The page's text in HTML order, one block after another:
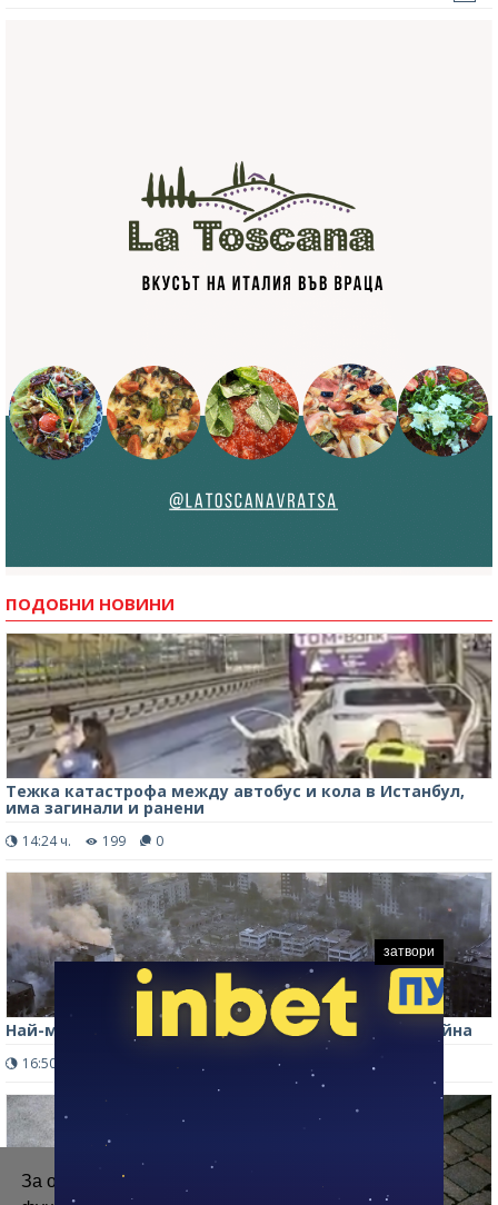
За осигуряване на правилното
ПОДОБНИ НОВИНИ
Тежка катастрофа между автобус и кола в Истанбул,
има загинали и ранени
14:24 ч. 199 0
Най-малко трима загинали при руска атака в Украйна
16:50 ч.
затвори